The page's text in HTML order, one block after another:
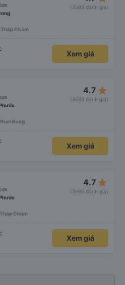
(3565 đánh giá)
Chàm
Xem giá
4.7 star_rate
(3565 đánh giá)
Rang
Xem giá
4.7 star_rate
(3565 đánh giá)
Chàm
Xem giá